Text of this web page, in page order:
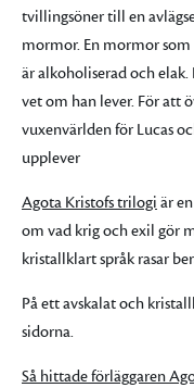
tvillingsöner till en
mormor. En mormor som
är alkoholiserad och
vet om han lever. För att
vuxenvärlden för Lucas
upplever
Agota Kristofs trilogi är
om vad krig och exil gör
kristallklart språk rasar
På ett avskalat och
sidorna.
Så hittade förläggaren